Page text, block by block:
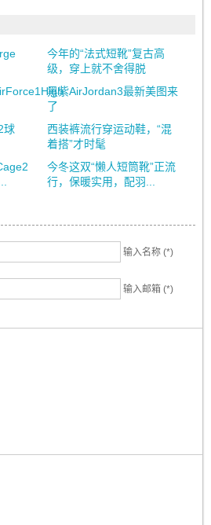
今年的“法式短靴”复古高
级，穿上就不舍得脱
黑紫AirJordan3最新美图来
了
球
西装裤流行穿运动鞋，“混
着搭”才时髦
今冬这双“懒人短筒靴”正流
行，保暖实用，配羽...
输入名称 (*)
输入邮箱 (*)